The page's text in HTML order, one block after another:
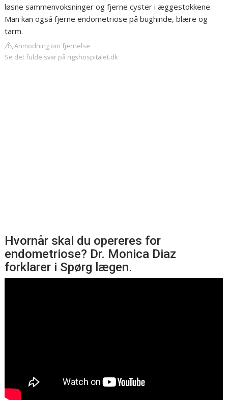
løsne sammenvoksninger og fjerne cyster i æggestokkene.
Man kan også fjerne endometriose på bughinde, blære og
tarm.
Anmodning om fjernelse
Se det fulde svar på rigshospitalet.dk
Hvornår skal du opereres for
endometriose? Dr. Monica Diaz
forklarer i Spørg lægen.